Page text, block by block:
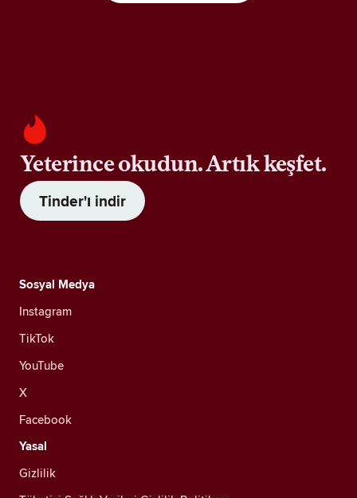
Yeterince okudun. Artık keşfet.
Tinder'ı indir
Sosyal Medya
Instagram
TikTok
YouTube
X
Facebook
Yasal
Gizlilik